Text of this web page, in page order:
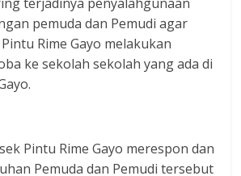
pemuda dan Pemudi agar
Rime Gayo melakukan
ke sekolah sekolah yang ada di
Pintu Rime Gayo merespon dan
Pemuda dan Pemudi tersebut